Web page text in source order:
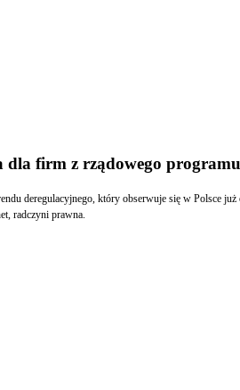
dla firm z rządowego programu
deregulacyjnego, który obserwuje się w Polsce
radczyni prawna.